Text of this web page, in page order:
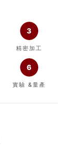
3
精密加工
6
實驗 &量產